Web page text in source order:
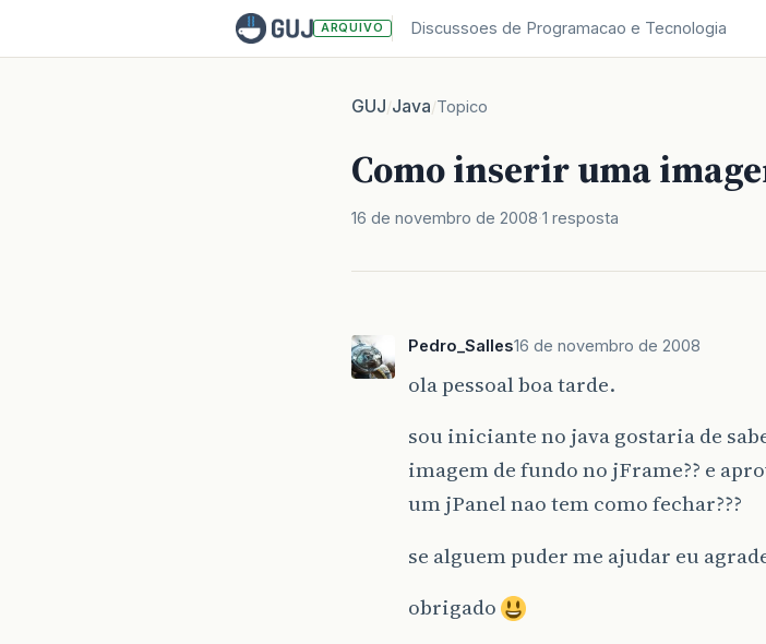
ARQUIVO Discussoes de Programacao e Tecnologia
GUJ/Java/Topico
Como inserir uma
16 de novembro de 2008 1 resposta
Pedro_Salles16 de novembro de 2008
ola pessoal boa tarde.
sou iniciante no java gostaria de
imagem de fundo no jFrame?? e
um jPanel nao tem como fechar???
se alguem puder me ajudar eu
obrigado